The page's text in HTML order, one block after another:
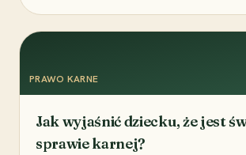
PRAWO KARNE
Jak wyjaśnić dziecku, że jest
sprawie karnej?